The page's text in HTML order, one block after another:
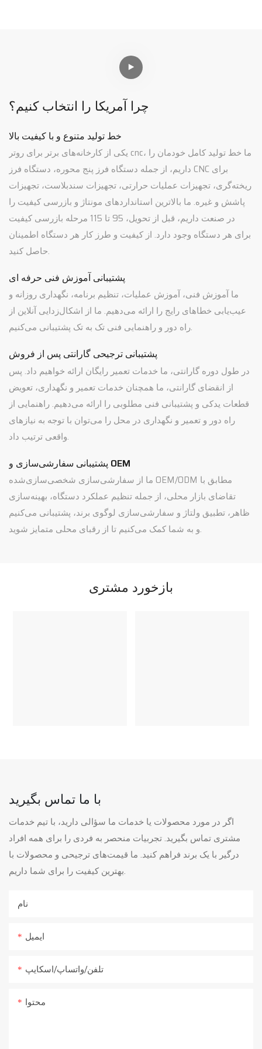
چرا آمریکا را انتخاب کنیم؟
خط تولید متنوع و با کیفیت بالا
یکی از کارخانه‌های برتر برای روتر cnc، ما خط تولید کامل خودمان را
داریم، از جمله دستگاه فرز پنج محوره، دستگاه فرز CNC برای
ریخته‌گری، تجهیزات عملیات حرارتی، تجهیزات سندبلاست، تجهیزات
پاشش و غیره. ما بالاترین استانداردهای مونتاژ و بازرسی کیفیت را
در صنعت داریم، قبل از تحویل، 95 تا 115 مرحله بازرسی کیفیت
برای هر دستگاه وجود دارد. از کیفیت و طرز کار هر دستگاه اطمینان
حاصل کنید.
پشتیبانی آموزش فنی حرفه ای
ما آموزش فنی، آموزش عملیات، تنظیم برنامه، نگهداری روزانه و
عیب‌یابی خطاهای رایج را ارائه می‌دهیم. ما از اشکال‌زدایی آنلاین از
راه دور و راهنمایی فنی تک به تک پشتیبانی می‌کنیم.
پشتیبانی ترجیحی گارانتی پس از فروش
در طول دوره گارانتی، ما خدمات تعمیر رایگان ارائه خواهیم داد. پس
از انقضای گارانتی، ما همچنان خدمات تعمیر و نگهداری، تعویض
قطعات یدکی و پشتیبانی فنی مطلوبی را ارائه می‌دهیم. راهنمایی از
راه دور و تعمیر و نگهداری در محل را می‌توان با توجه به نیازهای
واقعی ترتیب داد.
پشتیبانی سفارشی‌سازی و OEM
ما از سفارشی‌سازی شخصی‌سازی‌شده OEM/ODM مطابق با
تقاضای بازار محلی، از جمله تنظیم عملکرد دستگاه، بهینه‌سازی
ظاهر، تطبیق ولتاژ و سفارشی‌سازی لوگوی برند، پشتیبانی می‌کنیم
و به شما کمک می‌کنیم تا از رقبای محلی متمایز شوید.
بازخورد مشتری
با ما تماس بگیرید
اگر در مورد محصولات یا خدمات ما سؤالی دارید، با تیم خدمات
مشتری تماس بگیرید. تجربیات منحصر به فردی را برای همه افراد
درگیر با یک برند فراهم کنید. ما قیمت‌های ترجیحی و محصولات با
بهترین کیفیت را برای شما داریم.
نام
ایمیل
تلفن/واتساپ/اسکایپ
محتوا